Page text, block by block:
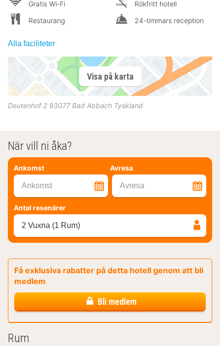
Gratis Wi-Fi
Restaurang
Rökfritt hotell
24-timmars reception
Alla faciliteter
Visa på karta
Deutenhof 2 93077 Bad Abbach Tyskland
När vill ni åka?
Ankomst Avresa
Ankomst Avresa
Antal resenärer
2 Vuxna (1 Rum)
Få exklusiva rabatter på detta hotell genom att bli
medlem
Bli medlem
Rum